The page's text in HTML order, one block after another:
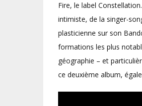
Fire, le label
intimiste, de la singer-
plasticienne sur son
formations les plus
géographie – et
ce deuxième album,